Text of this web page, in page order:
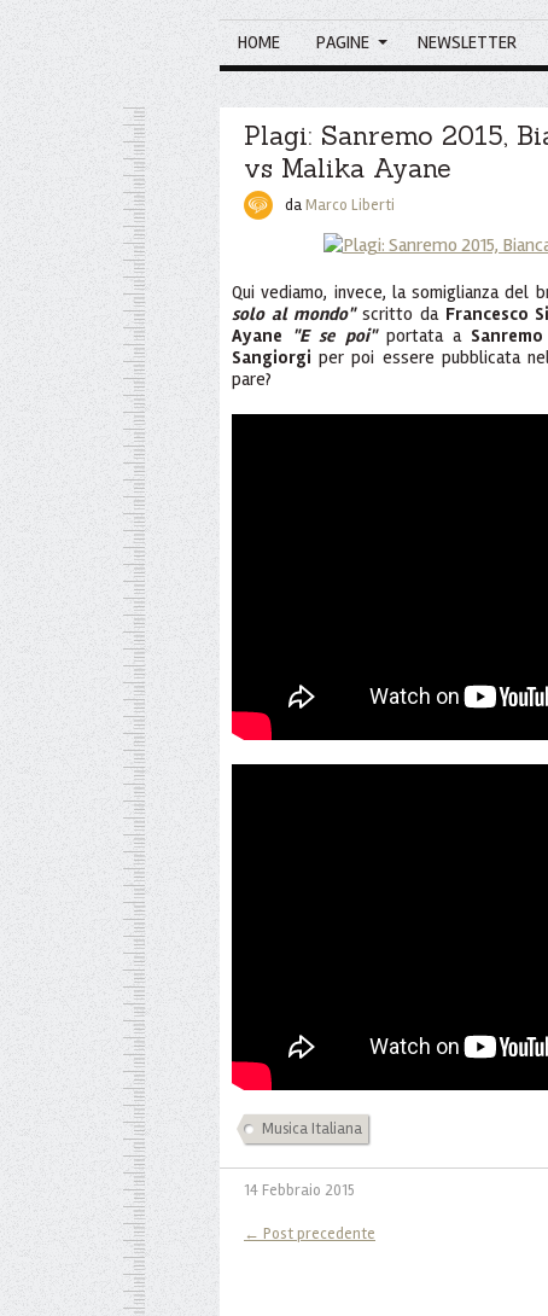
HOME PAGINE NEWSLETTER
Plagi: Sanremo 2015,
vs Malika Ayane
daMarco Liberti
Qui vediamo, invece, la somiglianza del
solo al mondo"scritto da Francesco
Ayane
"E se poi"portata a
Sangiorgi per poi essere pubblicata
pare?
Musica Italiana
14 Febbraio 2015
← Post precedente